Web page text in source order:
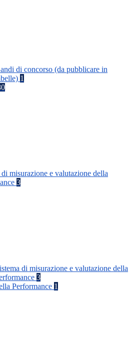
di concorso (da pubblicare in
1
di misurazione e valutazione della
3
di misurazione e valutazione della
3
Performance 1